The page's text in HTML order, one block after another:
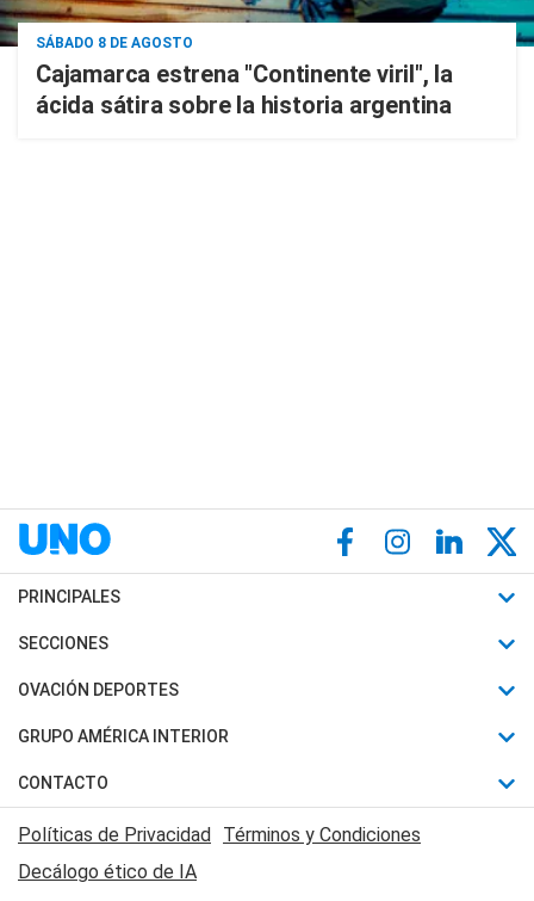
SÁBADO 8 DE AGOSTO
Cajamarca estrena "Continente viril", la
ácida sátira sobre la historia argentina
PRINCIPALES
Últimas Noticias
Política
Judiciales
Economia
SECCIONES
Horóscopo
Motores
Trucos caseros
Series y Películas
Edictos y Solicitadas
OVACIÓN DEPORTES
Fútbol
Mundial
Automovilismo
Rugby
GRUPO AMÉRICA INTERIOR
Canal 7 en Vivo
CONTACTO
Acerca de Nosotros
Contactanos
Políticas de Privacidad Términos y Condiciones
Decálogo ético de IA